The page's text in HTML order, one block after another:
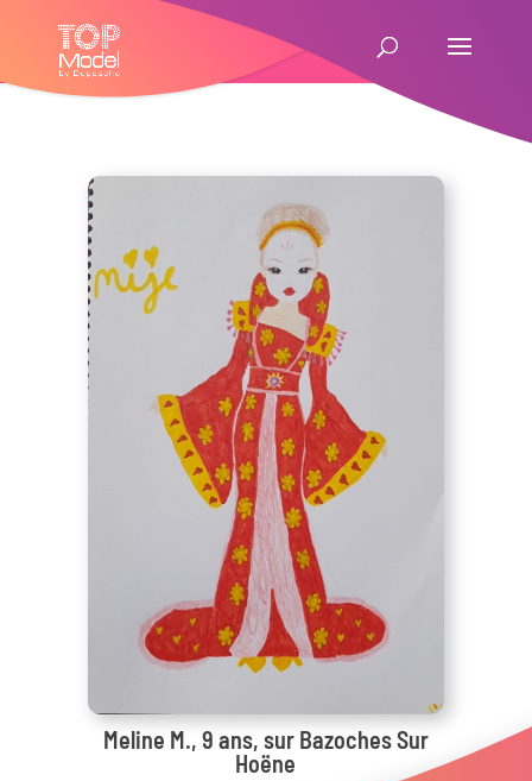
Meline M., 9 ans, sur Bazoches Sur
Hoëne